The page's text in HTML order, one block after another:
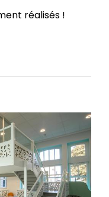
réalisés !